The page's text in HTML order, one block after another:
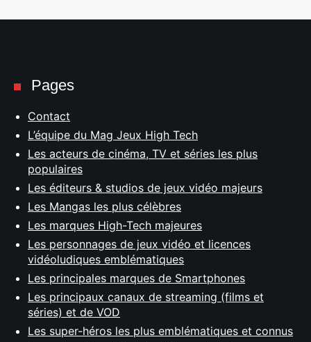
Pages
Contact
L’équipe du Mag Jeux High Tech
Les acteurs de cinéma, TV et séries les plus
populaires
Les éditeurs & studios de jeux vidéo majeurs
Les Mangas les plus célèbres
Les marques High-Tech majeures
Les personnages de jeux vidéo et licences
vidéoludiques emblématiques
Les principales marques de Smartphones
Les principaux canaux de streaming (films et
séries) et de VOD
Les super-héros les plus emblématiques et connus